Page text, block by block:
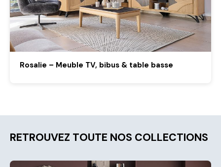
Rosalie – Meuble TV, bibus & table basse
RETROUVEZ TOUTE NOS COLLECTIONS